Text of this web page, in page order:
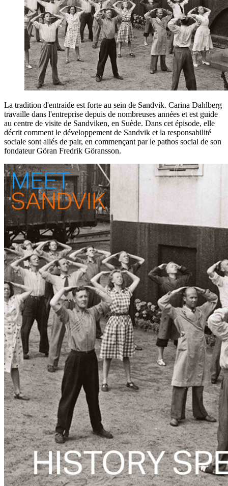
La tradition d'entraide est forte au sein de Sandvik. Carina Dahlberg
travaille dans l'entreprise depuis de nombreuses années et est guide
au centre de visite de Sandviken, en Suède. Dans cet épisode, elle
décrit comment le développement de Sandvik et la responsabilité
sociale sont allés de pair, en commençant par le pathos social de son
fondateur Göran Fredrik Göransson.